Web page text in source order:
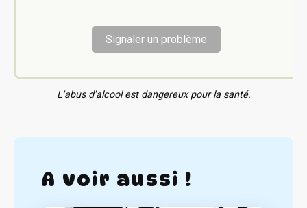
Signaler un problème
L'abus d'alcool est dangereux pour la santé.
A voir aussi !